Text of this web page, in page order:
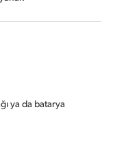
ya da batarya